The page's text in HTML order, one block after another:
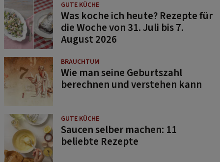
GUTE KÜCHE
Was koche ich heute? Rezepte für
die Woche von 31. Juli bis 7.
August 2026
BRAUCHTUM
Wie man seine Geburtszahl
berechnen und verstehen kann
GUTE KÜCHE
Saucen selber machen: 11
beliebte Rezepte